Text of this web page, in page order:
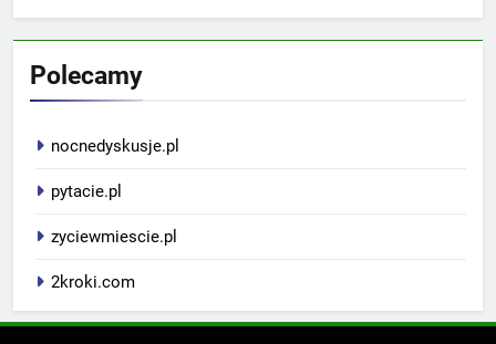
Polecamy
nocnedyskusje.pl
pytacie.pl
zyciewmiescie.pl
2kroki.com